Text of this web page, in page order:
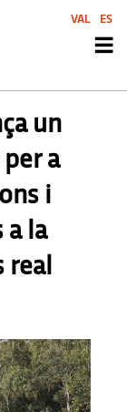
un
a
i
a la
VAL ES